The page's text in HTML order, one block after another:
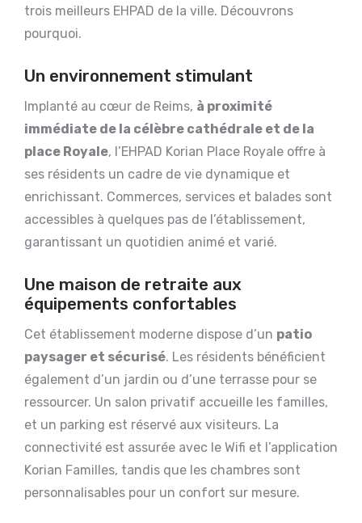
trois meilleurs EHPAD de la ville. Découvrons
pourquoi.
Un environnement stimulant
Implanté au cœur de Reims, à proximité
immédiate de la célèbre cathédrale et de la
place Royale, l’EHPAD Korian Place Royale offre à
ses résidents un cadre de vie dynamique et
enrichissant. Commerces, services et balades sont
accessibles à quelques pas de l’établissement,
garantissant un quotidien animé et varié.
Une maison de retraite aux
équipements confortables
Cet établissement moderne dispose d’un patio
paysager et sécurisé. Les résidents bénéficient
également d’un jardin ou d’une terrasse pour se
ressourcer. Un salon privatif accueille les familles,
et un parking est réservé aux visiteurs. La
connectivité est assurée avec le Wifi et l’application
Korian Familles, tandis que les chambres sont
personnalisables pour un confort sur mesure.